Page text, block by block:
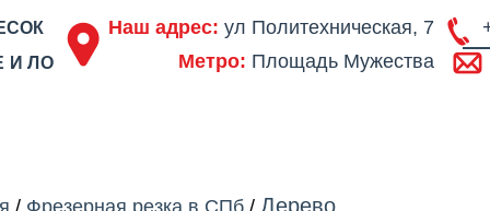
И ЛО
Наш адрес: ул Политехническая, 7
Метро: Площадь Мужества
/ Фрезерная резка в СПб / Дерево